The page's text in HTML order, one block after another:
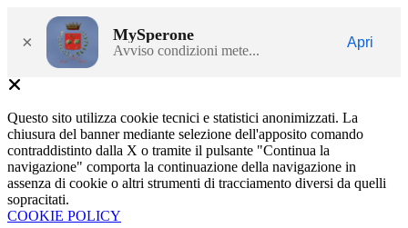
× MySperone
Avviso condizioni mete...
Apri
Questo sito utilizza cookie tecnici e statistici anonimizzati. La
chiusura del banner mediante selezione dell'apposito comando
contraddistinto dalla X o tramite il pulsante "Continua la
navigazione" comporta la continuazione della navigazione in
assenza di cookie o altri strumenti di tracciamento diversi da quelli
sopracitati.
COOKIE POLICY